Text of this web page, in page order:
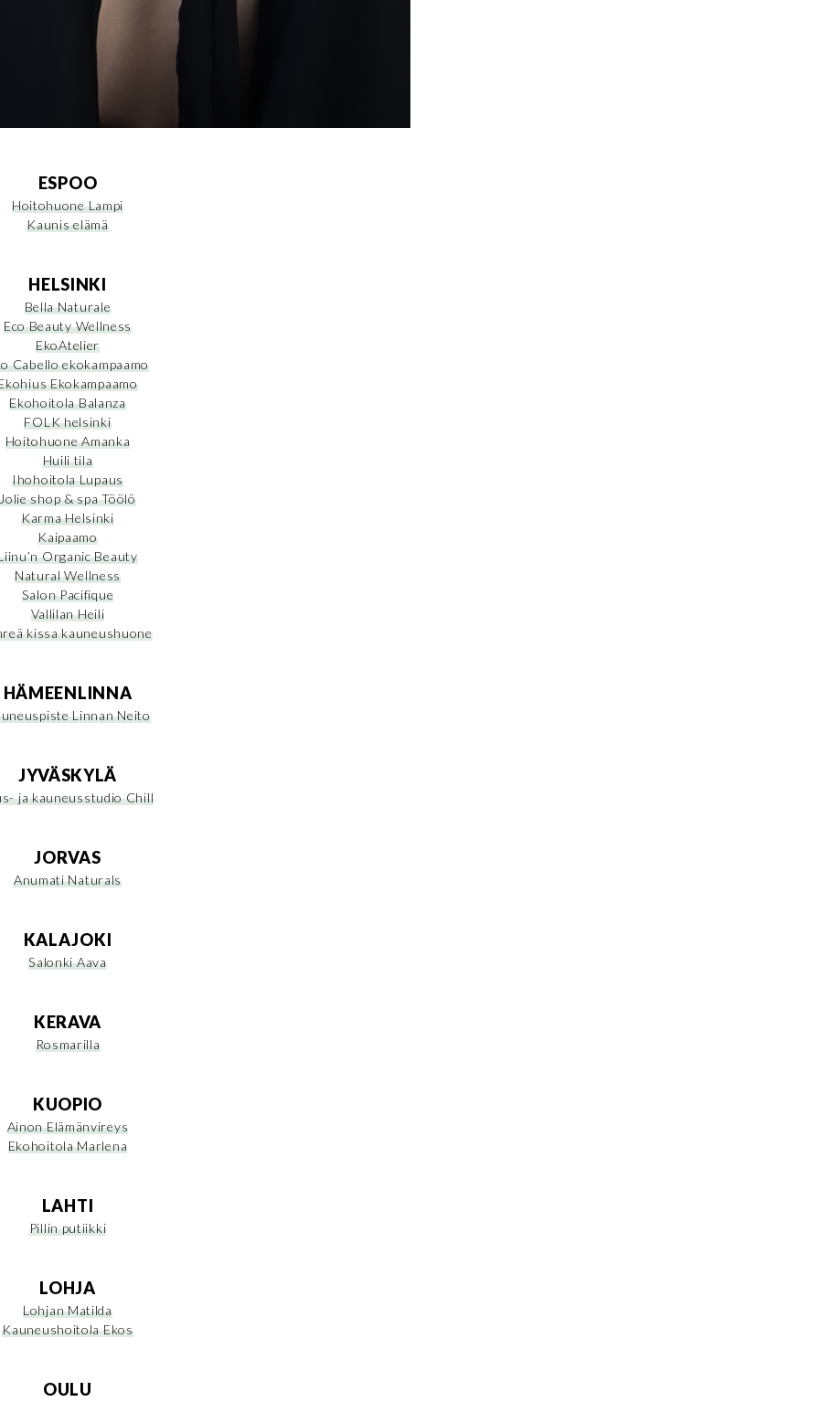
ESPOO
Hoitohuone Lampi
Kaunis elämä
HELSINKI
Bella Naturale
Eco Beauty Wellness
EkoAtelier
Cabello ekokampaamo
Ekokampaamo
Ekohoitola Balanza
FOLK helsinki
Hoitohuone Amanka
Huili tila
Ihohoitola Lupaus
Jolie shop & spa Töölö
Karma Helsinki
Kaipaamo
Organic Beauty
Natural Wellness
Salon Pacifique
Vallilan Heili
kissa kauneushuone
HÄMEENLINNA
Linnan Neito
JYVÄSKYLÄ
ja kauneusstudio Chill
JORVAS
Anumati Naturals
KALAJOKI
Salonki Aava
KERAVA
Rosmarilla
KUOPIO
Ainon Elämänvireys
Ekohoitola Marlena
LAHTI
Pillin putiikki
LOHJA
Lohjan Matilda
Kauneushoitola Ekos
OULU